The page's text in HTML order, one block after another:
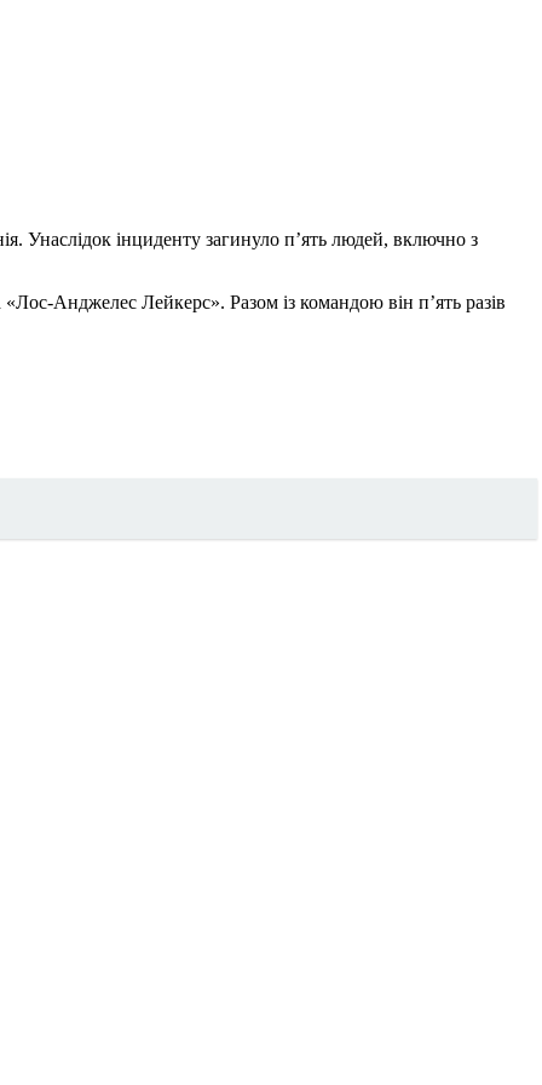
Унаслідок інциденту загинуло п’ять людей, включно з
«Лос-Анджелес Лейкерс». Разом із командою він п’ять разів